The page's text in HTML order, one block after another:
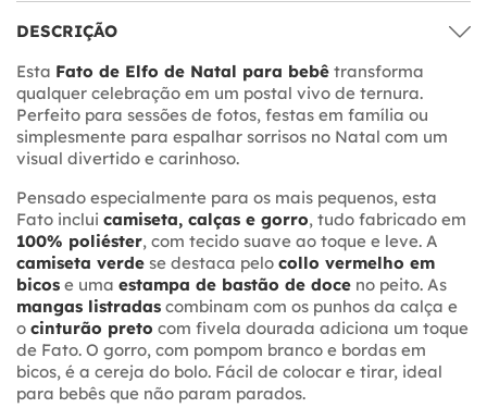
DESCRIÇÃO
Esta Fato de Elfo de Natal para bebê transforma
qualquer celebração em um postal vivo de ternura.
Perfeito para sessões de fotos, festas em família ou
simplesmente para espalhar sorrisos no Natal com um
visual divertido e carinhoso.
Pensado especialmente para os mais pequenos, esta
Fato inclui camiseta, calças e gorro, tudo fabricado em
100% poliéster, com tecido suave ao toque e leve. A
camiseta verde se destaca pelo collo vermelho em
bicos e uma estampa de bastão de doce no peito. As
mangas listradas combinam com os punhos da calça e
o cinturão preto com fivela dourada adiciona um toque
de Fato. O gorro, com pompom branco e bordas em
bicos, é a cereja do bolo. Fácil de colocar e tirar, ideal
para bebês que não param parados.